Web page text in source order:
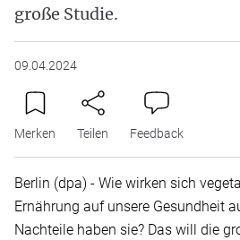
große Studie.
09.04.2024
Merken Teilen Feedback
Berlin (dpa) - Wie wirken sich
Ernährung auf unsere Gesundheit
Nachteile haben sie? Das will die